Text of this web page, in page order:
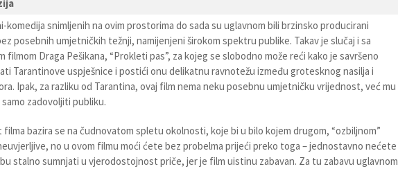
komedija snimljenih na ovim prostorima do sada su uglavnom bili brzinsko producirani
posebnih umjetničkih težnji, namijenjeni širokom spektru publike. Takav je slučaj i sa
filmom Draga Pešikana, “Prokleti pas”, za kojeg se slobodno može reći kako je savršeno
Tarantinove uspješnice i postići onu delikatnu ravnotežu između grotesknog nasilja i
Ipak, za razliku od Tarantina, ovaj film nema neku posebnu umjetničku vrijednost, već mu
samo zadovoljiti publiku.
filma bazira se na čudnovatom spletu okolnosti, koje bi u bilo kojem drugom, “ozbiljnom”
no u ovom filmu moći ćete bez probelma prijeći preko toga – jednostavno nećete
stalno sumnjati u vjerodostojnost priče, jer je film uistinu zabavan. Za tu zabavu uglavnom